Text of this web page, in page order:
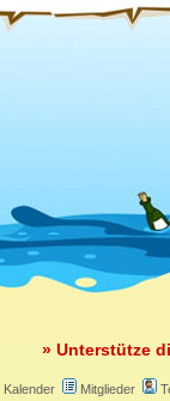
» Unterstütze
Kalender Mitglieder